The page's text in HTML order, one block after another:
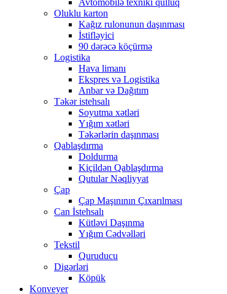
Avtomobilə texniki qulluq
Oluklu karton
Kağız rulonunun daşınması
İstifləyici
90 dərəcə köçürmə
Logistika
Hava limanı
Ekspres və Logistika
Anbar və Dağıtım
Təkər istehsalı
Soyutma xətləri
Yığım xətləri
Təkərlərin daşınması
Qablaşdırma
Doldurma
Kiçildən Qablaşdırma
Qutular Nəqliyyat
Çap
Çap Maşınının Çıxarılması
Can İstehsalı
Kütləvi Daşınma
Yığım Cədvəlləri
Tekstil
Quruducu
Digərləri
Köpük
Konveyer